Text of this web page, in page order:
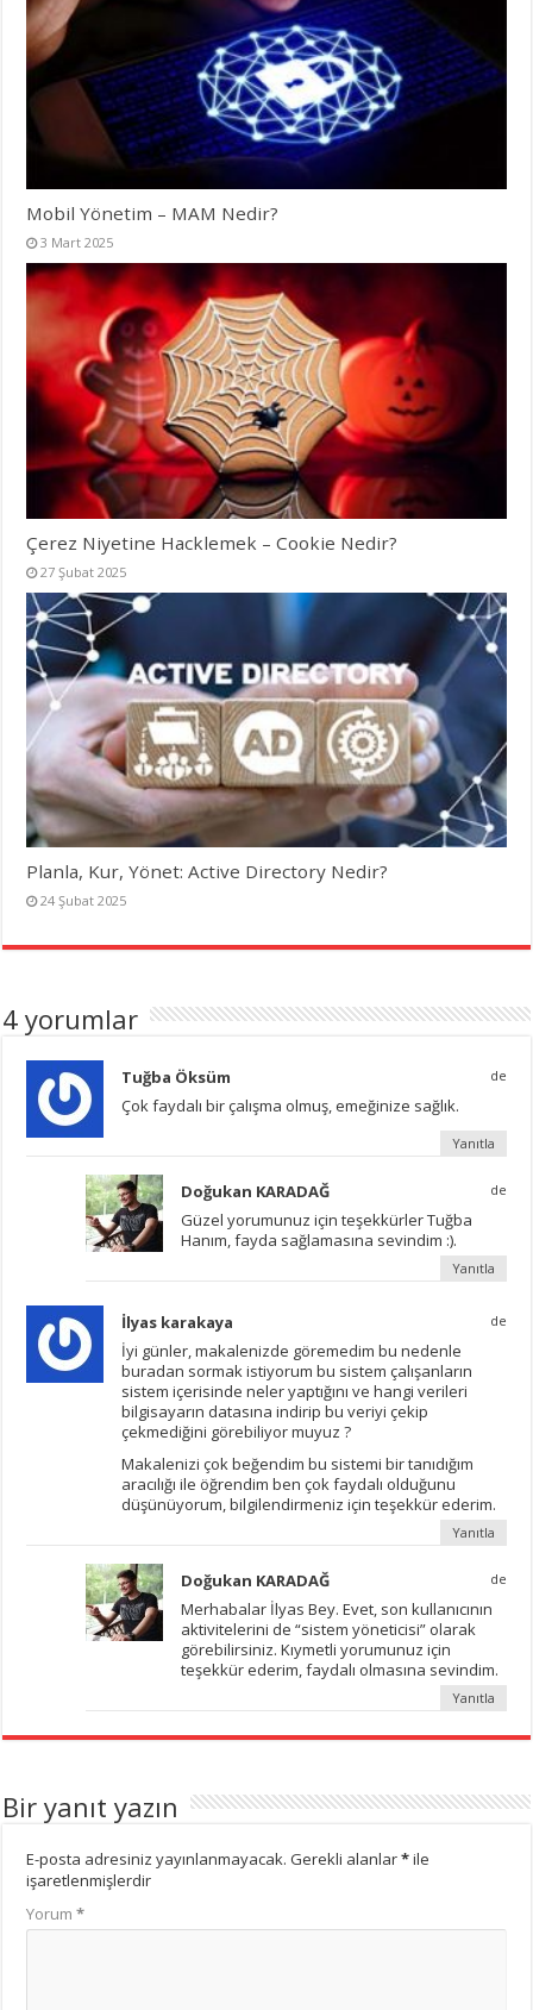
Mobil Yönetim – MAM Nedir?
3 Mart 2025
Çerez Niyetine Hacklemek – Cookie Nedir?
27 Şubat 2025
Planla, Kur, Yönet: Active Directory Nedir?
24 Şubat 2025
4 yorumlar
Tuğba Öksüm de
Çok faydalı bir çalışma olmuş, emeğinize sağlık.
Yanıtla
Doğukan KARADAĞ de
Güzel yorumunuz için teşekkürler Tuğba
Hanım, fayda sağlamasına sevindim :).
Yanıtla
İlyas karakaya de
İyi günler, makalenizde göremedim bu nedenle
buradan sormak istiyorum bu sistem çalışanların
sistem içerisinde neler yaptığını ve hangi verileri
bilgisayarın datasına indirip bu veriyi çekip
çekmediğini görebiliyor muyuz ?
Makalenizi çok beğendim bu sistemi bir tanıdığım
aracılığı ile öğrendim ben çok faydalı olduğunu
düşünüyorum, bilgilendirmeniz için teşekkür ederim.
Yanıtla
Doğukan KARADAĞ de
Merhabalar İlyas Bey. Evet, son kullanıcının
aktivitelerini de “sistem yöneticisi” olarak
görebilirsiniz. Kıymetli yorumunuz için
teşekkür ederim, faydalı olmasına sevindim.
Yanıtla
Bir yanıt yazın
E-posta adresiniz yayınlanmayacak. Gerekli alanlar*ile
işaretlenmişlerdir
Yorum*